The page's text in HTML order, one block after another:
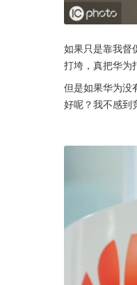
如果只是靠我督
打垮，真把华为
但是如果华为没
好呢？我不感到